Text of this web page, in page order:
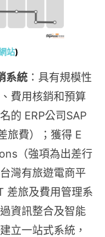
站)
系統 ：具有規模性
費用核銷和預算
的 ERP公司SAP
旅費）；獲得 E
（強項為出差行
灣有旅遊電商平
差旅及費用管理系
資訊整合及智能
立一站式系統，